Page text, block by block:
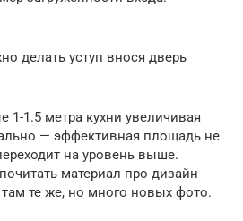
делать уступ внося дверь
1-1.5 метра кухни увеличивая
— эффективная площадь не
на уровень выше.
материал про дизайн
те же, но много новых фото.